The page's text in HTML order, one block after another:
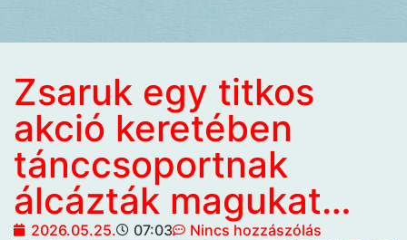
Zsaruk egy titkos
akció keretében
tánccsoportnak
álcázták magukat…
2026.05.25. 07:03 Nincs hozzászólás